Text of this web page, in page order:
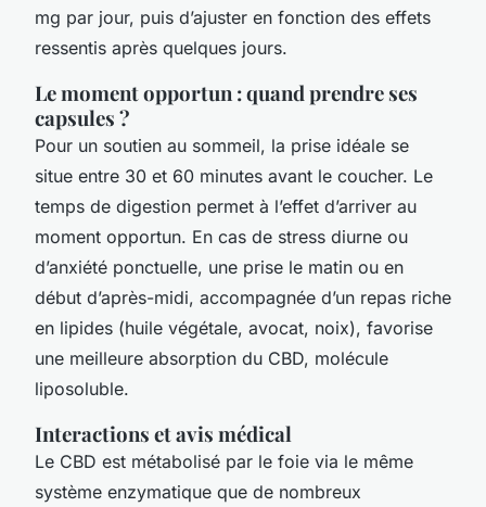
mg par jour, puis d’ajuster en fonction des effets
ressentis après quelques jours.
Le moment opportun : quand prendre ses
capsules ?
Pour un soutien au sommeil, la prise idéale se
situe entre 30 et 60 minutes avant le coucher. Le
temps de digestion permet à l’effet d’arriver au
moment opportun. En cas de stress diurne ou
d’anxiété ponctuelle, une prise le matin ou en
début d’après-midi, accompagnée d’un repas riche
en lipides (huile végétale, avocat, noix), favorise
une meilleure absorption du CBD, molécule
liposoluble.
Interactions et avis médical
Le CBD est métabolisé par le foie via le même
système enzymatique que de nombreux